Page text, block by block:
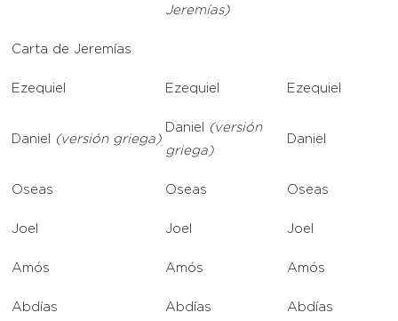
Jeremías)
Carta de Jeremías
Ezequiel Ezequiel Ezequiel
Daniel (versión griega)
Daniel
(versión
griega)
Daniel
Oseas Oseas Oseas
Joel Joel Joel
Amós Amós Amós
Abdías Abdías Abdías